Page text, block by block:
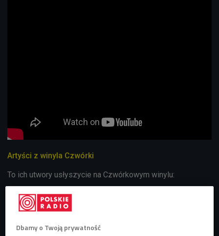
Artyści z winyla Czwórki
To ich utwory usłyszycie na Czwórkowym winylu:
Kasoilczyli Katarzyna Nurczyk to trójmiejska artystka, która
tworzy alternatywne R&B
Współpracuje głównie
Dbamy o Twoją prywatność